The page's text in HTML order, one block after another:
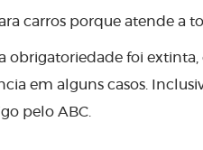
carros porque atende a
obrigatoriedade foi
em alguns casos.
pelo ABC.